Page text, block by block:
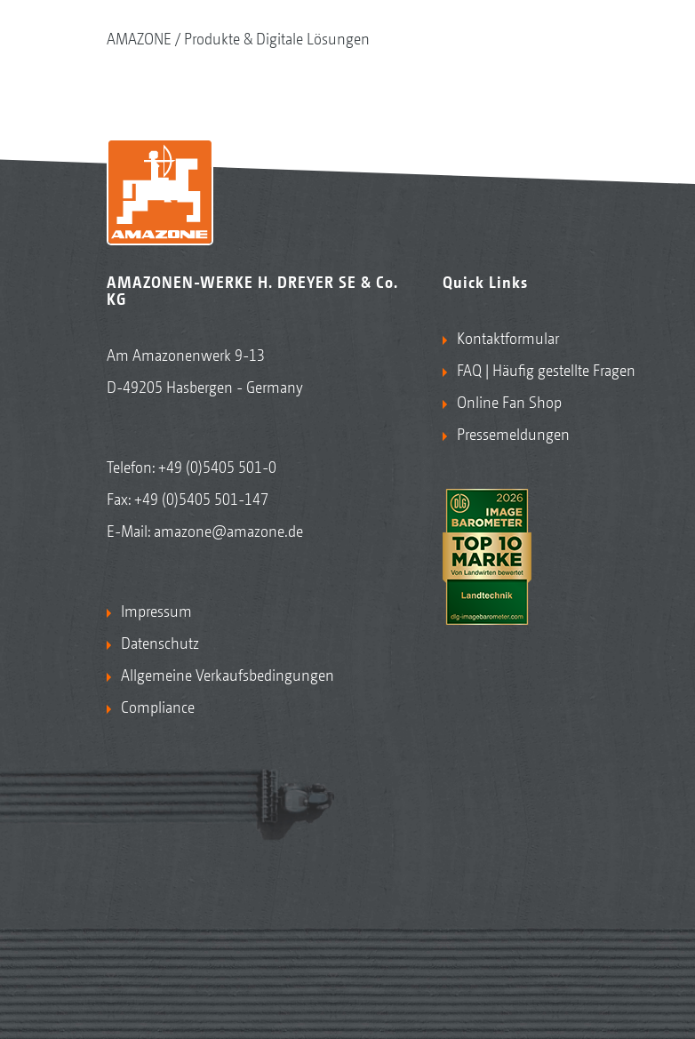
AMAZONE Produkte & Digitale Lösungen
AMAZONEN-WERKE H. DREYER SE & Co.
KG
Am Amazonenwerk 9-13
D-49205 Hasbergen - Germany
Telefon:+49 (0)5405 501-0
Fax: +49 (0)5405 501-147
E-Mail: amazone@amazone.de
Impressum
Datenschutz
Allgemeine Verkaufsbedingungen
Compliance
Quick Links
Kontaktformular
FAQ | Häufig gestellte Fragen
Online Fan Shop
Pressemeldungen